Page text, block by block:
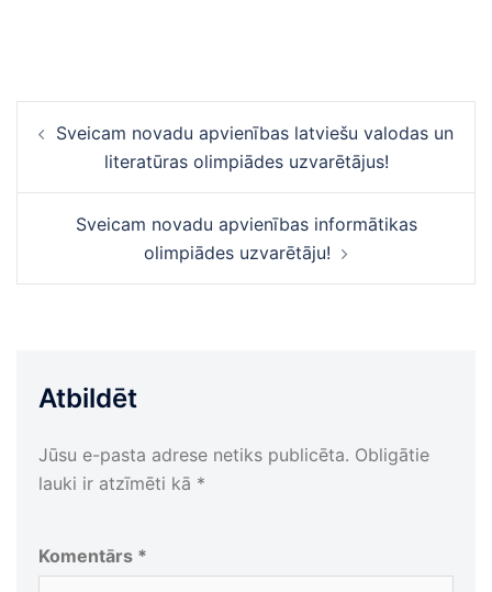
navigācija
Sveicam novadu apvienības latviešu valodas un
literatūras olimpiādes uzvarētājus!
Sveicam novadu apvienības informātikas
olimpiādes uzvarētāju!
Atbildēt
Jūsu e-pasta adrese netiks publicēta. Obligātie
lauki ir atzīmēti kā *
Komentārs *